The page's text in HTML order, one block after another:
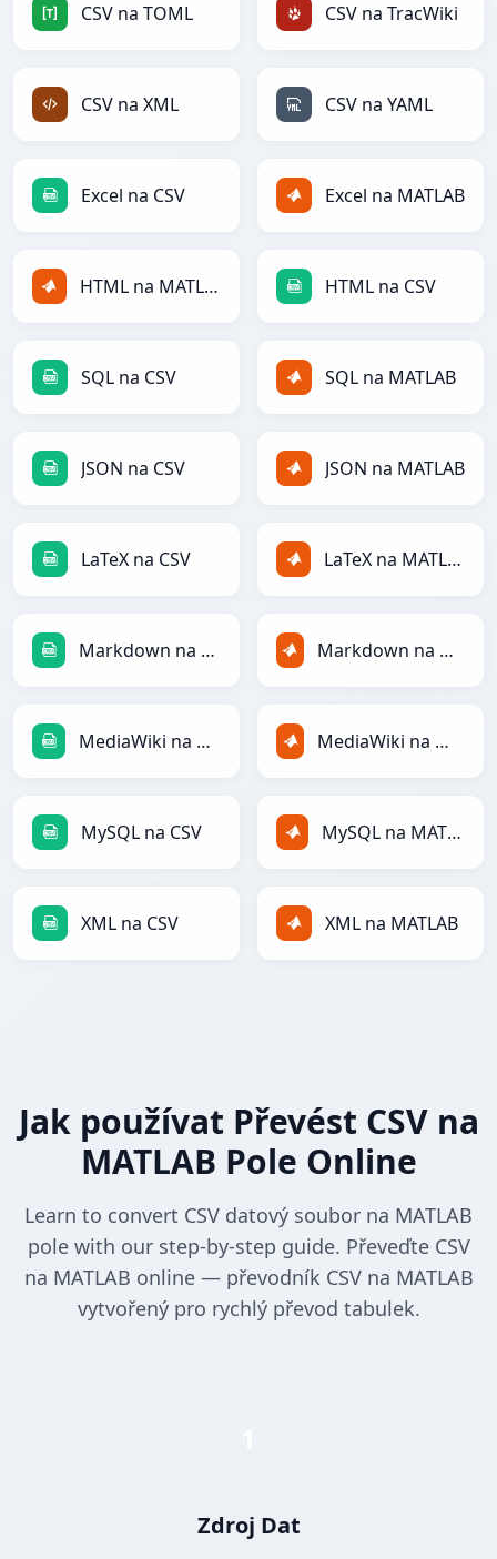
CSV na TOML CSV na TracWiki
CSV na XML CSV na YAML
Excel na CSV Excel na MATLAB
HTML na MATLAB HTML na CSV
SQL na CSV SQL na MATLAB
JSON na CSV JSON na MATLAB
LaTeX na CSV LaTeX na MATLAB
Markdown na CSV Markdown na MATLAB
MediaWiki na CSV MediaWiki na MATLAB
MySQL na CSV MySQL na MATLAB
XML na CSV XML na MATLAB
Jak používat Převést CSV na
MATLAB Pole Online
Learn to convert CSV datový soubor na MATLAB
pole with our step-by-step guide. Převeďte CSV
na MATLAB online — převodník CSV na MATLAB
vytvořený pro rychlý převod tabulek.
Zdroj Dat